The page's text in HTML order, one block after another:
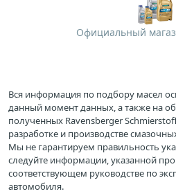
Официальный
Вся информация по подбору масел
данный момент данных, а также на
полученных Ravensberger
разработке и производстве
Мы не гарантируем правильность
следуйте информации, указанной
соответствующем руководстве по
автомобиля.